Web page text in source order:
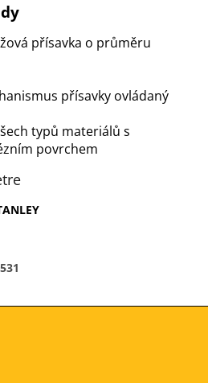
přísavka o průměru
přísavky ovládaný
typů materiálů s
povrchem